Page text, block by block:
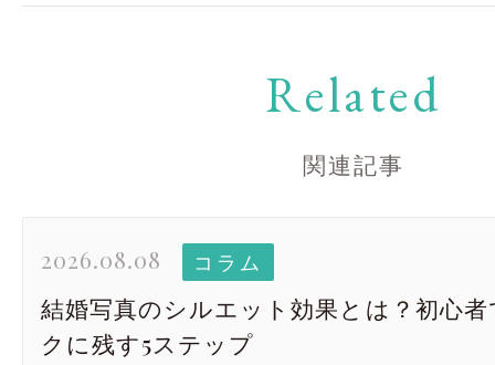
Related
関連記事
2026.08.08 コラム
結婚写真のシルエット効果とは？初心
クに残す5ステップ